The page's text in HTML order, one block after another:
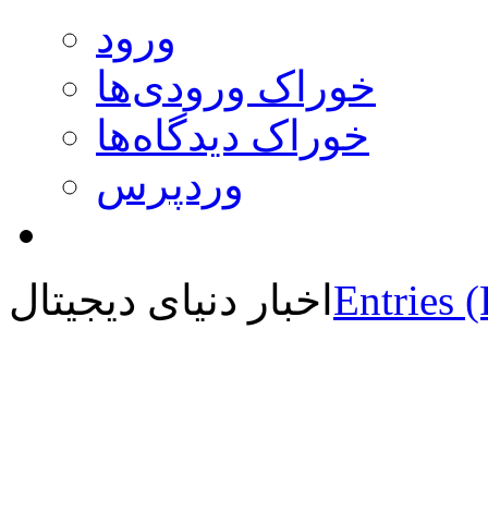
ورود
خوراک ورودی‌ها
خوراک دیدگاه‌ها
وردپرس
اخبار دنیای دیجیتال Entries